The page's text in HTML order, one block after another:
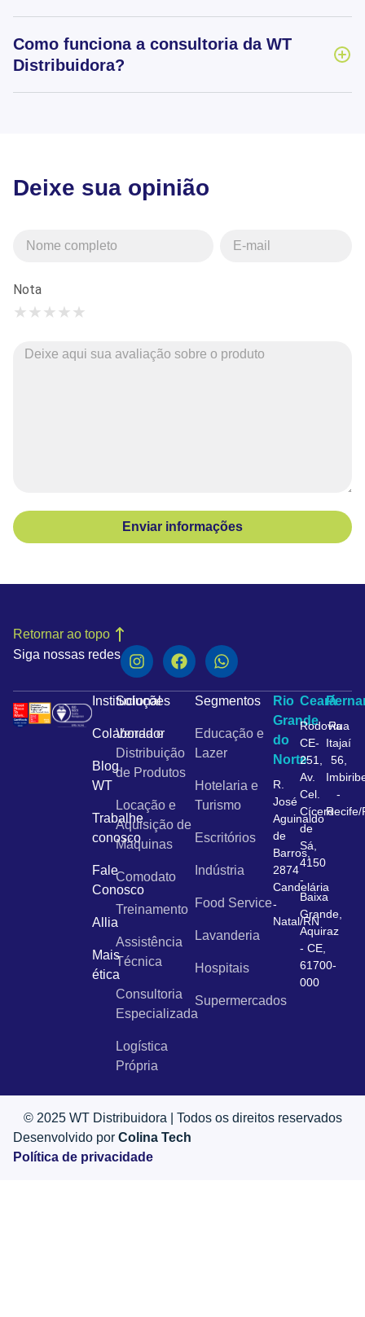
Como funciona a consultoria da WT
Distribuidora?
Deixe sua opinião
Nota
★
★
★
★
★
Enviar informações
Siga nossas redes
Retornar ao topo
Institucional
Colaborador
Blog
WT
Trabalhe
conosco
Fale
Conosco
Allia
Mais
ética
Soluções
Venda e
Distribuição
de Produtos
Locação e
Aquisição de
Máquinas
Comodato
Treinamento
Assistência
Técnica
Consultoria
Especializada
Logística
Própria
Segmentos
Educação e
Lazer
Hotelaria e
Turismo
Escritórios
Indústria
Food Service
Lavanderia
Hospitais
Supermercados
Rio
Grande
do
Norte
R.
José
Aguinaldo
de
Barros,
2874
Candelária
-
Natal/RN
Ceará
Rodovia
CE-
251,
Av.
Cel.
Cícero
de
Sá,
4150
-
Baixa
Grande,
Aquiraz
- CE,
61700-
000
Rua
Itajaí
56,
-
Recife/
© 2025 WT Distribuidora | Todos os direitos reservados
Desenvolvido por Colina Tech
Política de privacidade